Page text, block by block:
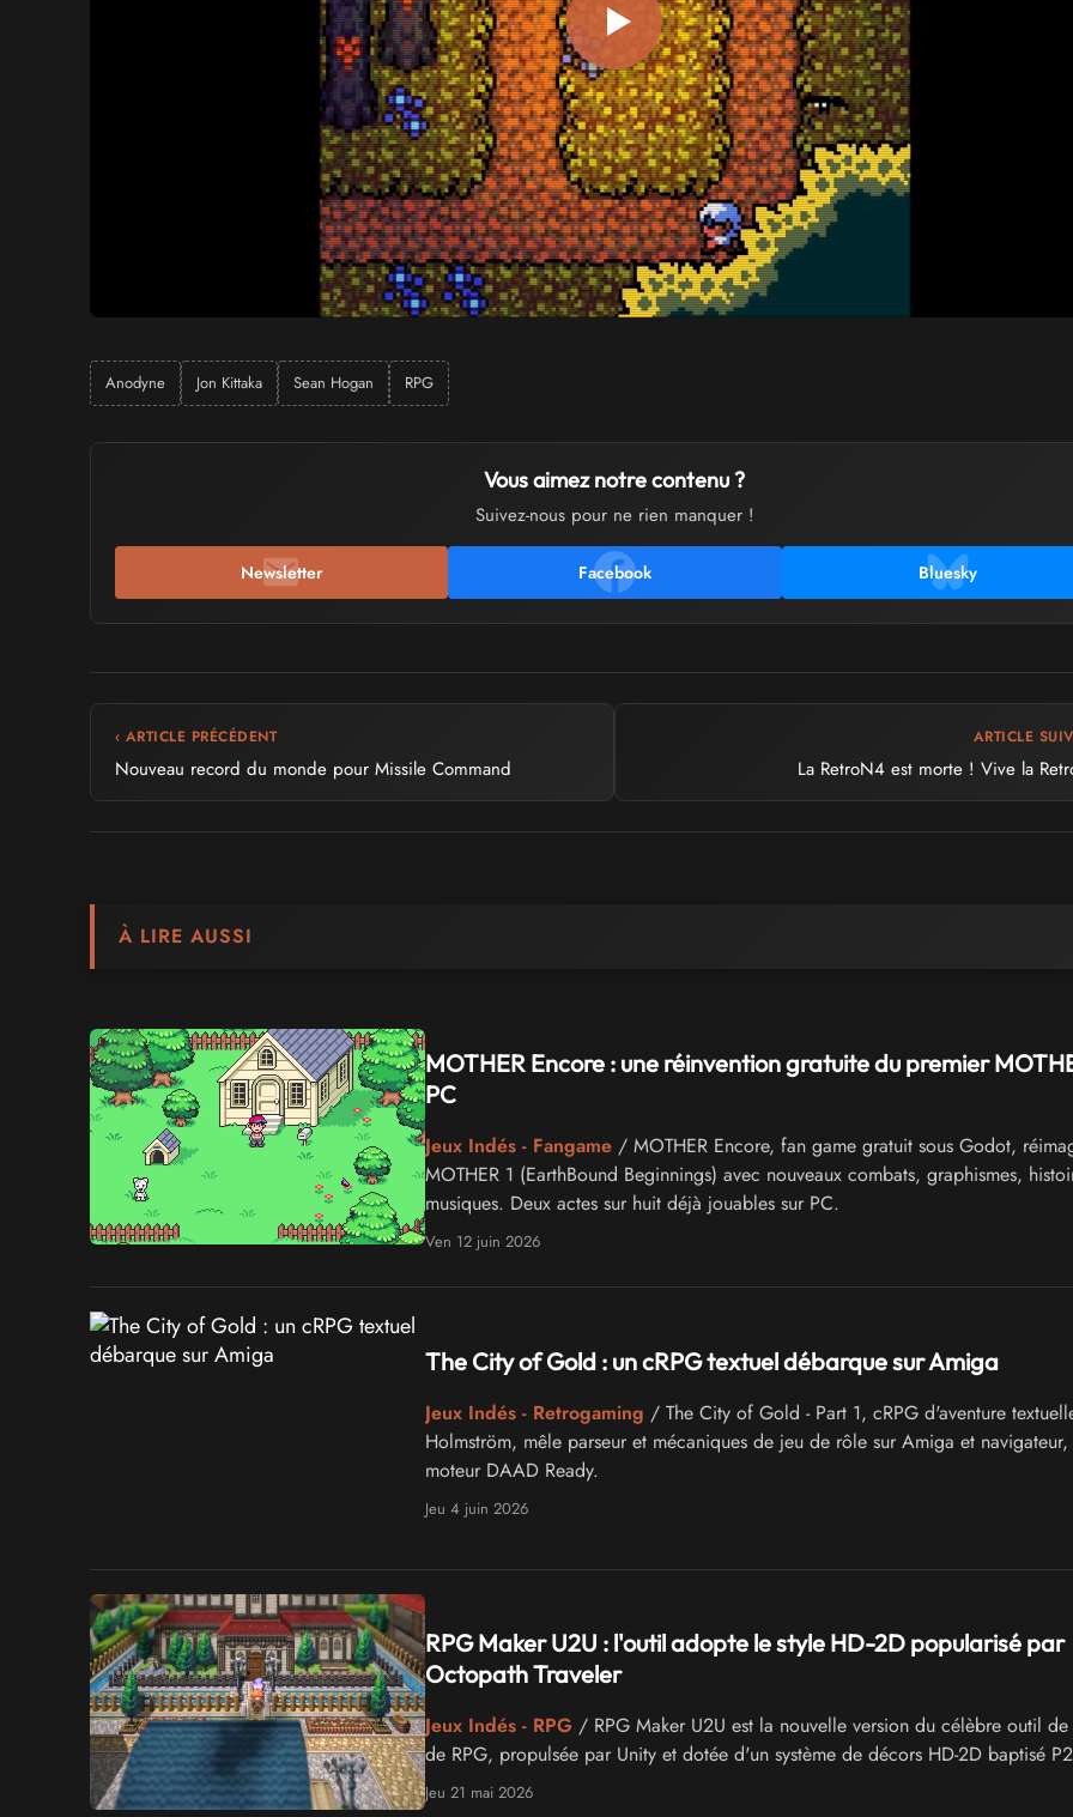
Anodyne Jon Kittaka Sean Hogan RPG
Vous aimez notre contenu ?
Suivez-nous pour ne rien manquer !
Newsletter Facebook Bluesky
‹ ARTICLE PRÉCÉDENT
Nouveau record du monde pour Missile Command
ARTICLE
La RetroN4 est morte ! Vive la
À LIRE AUSSI
MOTHER Encore : une réinvention gratuite du premier
PC
Jeux Indés - Fangame/ MOTHER Encore, fan game gratuit sous Godot,
MOTHER 1 (EarthBound Beginnings) avec nouveaux combats, graphismes,
musiques. Deux actes sur huit déjà jouables sur PC.
Ven 12 juin 2026
The City of Gold : un cRPG textuel débarque sur Amiga
Jeux Indés - Retrogaming / The City of Gold - Part 1, cRPG d'aventure
Holmström, mêle parseur et mécaniques de jeu de rôle sur Amiga et
moteur DAAD Ready.
Jeu 4 juin 2026
RPG Maker U2U : l'outil adopte le style HD-2D popularisé par
Octopath Traveler
Jeux Indés - RPG/ RPG Maker U2U est la nouvelle version du célèbre outil
de RPG, propulsée par Unity et dotée d'un système de décors HD-2D baptisé
Jeu 21 mai 2026